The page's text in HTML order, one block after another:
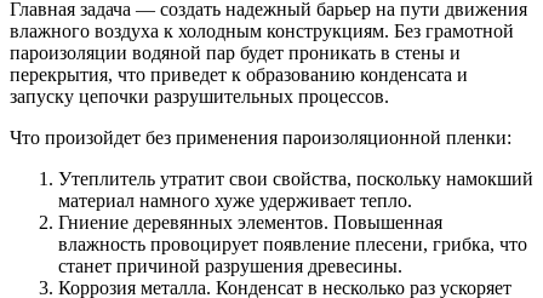
Главная задача — создать надежный барьер на пути движения
влажного воздуха к холодным конструкциям. Без грамотной
пароизоляции водяной пар будет проникать в стены и
перекрытия, что приведет к образованию конденсата и
запуску цепочки разрушительных процессов.
Что произойдет без применения пароизоляционной пленки:
Утеплитель утратит свои свойства, поскольку намокший
материал намного хуже удерживает тепло.
Гниение деревянных элементов. Повышенная
влажность провоцирует появление плесени, грибка, что
станет причиной разрушения древесины.
Коррозия металла. Конденсат в несколько раз ускоряет